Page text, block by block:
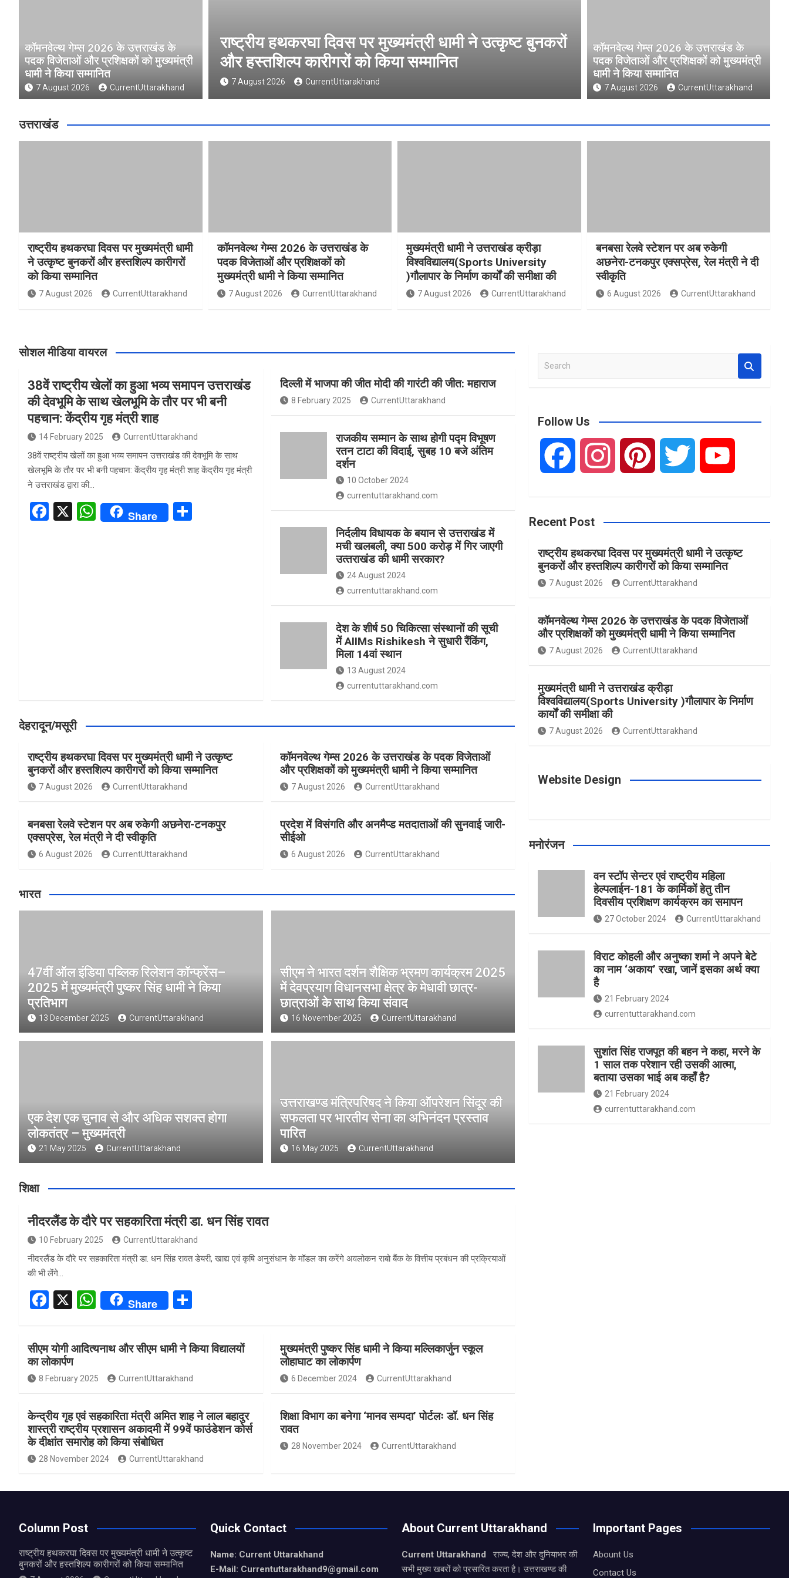
कॉमनवेल्थ गेम्स 2026 के उत्तराखंड के
पदक विजेताओं और प्रशिक्षकों को मुख्यमंत्री
धामी ने किया सम्मानित
7 August 2026 CurrentUttarakhand
पर मुख्यमंत्री धामी ने उत्कृष्ट बुनकरों
को किया सम्मानित
कॉमनवेल्थ गेम्स 2026 के उत्तराखंड के पदक विजेताओं और
प्रशिक्षकों को मुख्यमंत्री धामी ने किया सम्मानित
7 August 2026 CurrentUttarakhand
मुख्यमंत्री धामी ने उत्तराखंड
University )गौलापार के
7 August 2026
कॉमनवेल्थ गेम्स 2026 के उत्तराखंड के
पदक विजेताओं और प्रशिक्षकों को मुख्यमंत्री
धामी ने किया सम्मानित
7 August 2026 CurrentUttarakhand
उत्तराखंड
राष्ट्रीय हथकरघा दिवस पर मुख्यमंत्री धामी
ने उत्कृष्ट बुनकरों और हस्तशिल्प कारीगरों
को किया सम्मानित
7 August 2026 CurrentUttarakhand
कॉमनवेल्थ गेम्स 2026 के उत्तराखंड के
पदक विजेताओं और प्रशिक्षकों को
मुख्यमंत्री धामी ने किया सम्मानित
7 August 2026 CurrentUttarakhand
मुख्यमंत्री धामी ने उत्तराखंड क्रीड़ा
विश्वविद्यालय(Sports University
)गौलापार के निर्माण कार्यों की समीक्षा की
7 August 2026 CurrentUttarakhand
बनबसा रेलवे स्टेशन पर अब रुकेगी
अछनेरा-टनकपुर एक्सप्रेस, रेल मंत्री ने दी
स्वीकृति
6 August 2026 CurrentUttarakhand
सोशल मीडिया वायरल
38वें राष्ट्रीय खेलों का हुआ भव्य समापन उत्तराखंड
की देवभूमि के साथ खेलभूमि के तौर पर भी बनी
पहचान: केंद्रीय गृह मंत्री शाह
14 February 2025 CurrentUttarakhand
38वें राष्ट्रीय खेलों का हुआ भव्य समापन उत्तराखंड की देवभूमि के साथ
खेलभूमि के तौर पर भी बनी पहचान: केंद्रीय गृह मंत्री शाह केंद्रीय गृह मंत्री
ने उत्तराखंड द्वारा की…
F
X
W
Share
दिल्ली में भाजपा की जीत मोदी की गारंटी की जीत: महाराज
8 February 2025 CurrentUttarakhand
राजकीय सम्मान के साथ होगी पद्म विभूषण
रतन टाटा की विदाई, सुबह 10 बजे अंतिम
दर्शन
10 October 2024
currentuttarakhand.com
निर्दलीय विधायक के बयान से उत्तराखंड में
मची खलबली, क्‍या 500 करोड़ में गिर जाएगी
उत्‍तराखंड की धामी सरकार?
24 August 2024
currentuttarakhand.com
देश के शीर्ष 50 चिकित्सा संस्थानों की सूची
में AIIMs Rishikesh ने सुधारी रैंकिंग,
मिला 14वां स्थान
13 August 2024
currentuttarakhand.com
देहरादून/मसूरी
राष्ट्रीय हथकरघा दिवस पर मुख्यमंत्री धामी ने उत्कृष्ट
बुनकरों और हस्तशिल्प कारीगरों को किया सम्मानित
7 August 2026 CurrentUttarakhand
कॉमनवेल्थ गेम्स 2026 के उत्तराखंड के पदक विजेताओं
और प्रशिक्षकों को मुख्यमंत्री धामी ने किया सम्मानित
7 August 2026 CurrentUttarakhand
बनबसा रेलवे स्टेशन पर अब रुकेगी अछनेरा-टनकपुर
एक्सप्रेस, रेल मंत्री ने दी स्वीकृति
6 August 2026 CurrentUttarakhand
प्रदेश में विसंगति और अनमैप्ड मतदाताओं की सुनवाई जारी-
सीईओ
6 August 2026 CurrentUttarakhand
भारत
47वीं ऑल इंडिया पब्लिक रिलेशन कॉन्फ्रेंस–
2025 में मुख्यमंत्री पुष्कर सिंह धामी ने किया
प्रतिभाग
13 December 2025 CurrentUttarakhand
सीएम ने भारत दर्शन शैक्षिक भ्रमण कार्यक्रम 2025
में देवप्रयाग विधानसभा क्षेत्र के मेधावी छात्र-
छात्राओं के साथ किया संवाद
16 November 2025 CurrentUttarakhand
एक देश एक चुनाव से और अधिक सशक्त होगा
लोकतंत्र – मुख्यमंत्री
21 May 2025 CurrentUttarakhand
उत्तराखण्ड मंत्रिपरिषद ने किया ऑपरेशन सिंदूर की
सफलता पर भारतीय सेना का अभिनंदन प्रस्ताव
पारित
16 May 2025 CurrentUttarakhand
शिक्षा
नीदरलैंड के दौरे पर सहकारिता मंत्री डा. धन सिंह रावत
10 February 2025 CurrentUttarakhand
नीदरलैंड के दौरे पर सहकारिता मंत्री डा. धन सिंह रावत डेयरी, खाद्य एवं कृषि अनुसंधान के मॉडल का करेंगे अवलोकन राबो बैंक के वित्तीय प्रबंधन की प्रक्रियाओं
की भी लेंगे…
F
ce
b
o
o
k
X
W
s
A
p
p
Share
ar
e
सीएम योगी आदित्यनाथ और सीएम धामी ने किया विद्यालयों
का लोकार्पण
8 February 2025 CurrentUttarakhand
मुख्यमंत्री पुष्कर सिंह धामी ने किया मल्लिकार्जुन स्कूल
लोहाघाट का लोकार्पण
6 December 2024 CurrentUttarakhand
केन्द्रीय गृह एवं सहकारिता मंत्री अमित शाह ने लाल बहादुर
शास्त्री राष्ट्रीय प्रशासन अकादमी में 99वें फाउंडेशन कोर्स
के दीक्षांत समारोह को किया संबोधित
28 November 2024 CurrentUttarakhand
शिक्षा विभाग का बनेगा ‘मानव सम्पदा’ पोर्टलः डॉ. धन सिंह
रावत
28 November 2024 CurrentUttarakhand
a
c
Follow Us
c
e
b
o
o
k
s
t
a
g
r
a
m
n
t
e
r
e
s
t
i
t
t
e
r
u
u
b
e
Recent Post
राष्ट्रीय हथकरघा दिवस पर मुख्यमंत्री धामी ने उत्कृष्ट
बुनकरों और हस्तशिल्प कारीगरों को किया सम्मानित
7 August 2026 CurrentUttarakhand
कॉमनवेल्थ गेम्स 2026 के उत्तराखंड के पदक विजेताओं
और प्रशिक्षकों को मुख्यमंत्री धामी ने किया सम्मानित
7 August 2026 CurrentUttarakhand
मुख्यमंत्री धामी ने उत्तराखंड क्रीड़ा
विश्वविद्यालय(Sports University )गौलापार के निर्माण
कार्यों की समीक्षा की
7 August 2026 CurrentUttarakhand
Website Design
मनोरंजन
वन स्टॉप सेन्टर एवं राष्ट्रीय महिला
हेल्पलाईन-181 के कार्मिकों हेतु तीन
दिवसीय प्रशिक्षण कार्यक्रम का समापन
27 October 2024 CurrentUttarakhand
विराट कोहली और अनुष्का शर्मा ने अपने बेटे
का नाम ‘अकाय’ रखा, जानें इसका अर्थ क्‍या
है
21 February 2024
currentuttarakhand.com
सुशांत सिंह राजपूत की बहन ने कहा, मरने के
1 साल तक परेशान रही उसकी आत्मा,
बताया उसका भाई अब कहाँ है?
21 February 2024
currentuttarakhand.com
Column Post
राष्ट्रीय हथकरघा दिवस पर मुख्यमंत्री धामी ने उत्कृष्ट
बुनकरों और हस्तशिल्प कारीगरों को किया सम्मानित
Quick Contact
Name: Current Uttarakhand
E-Mail: Currentuttarakhand9@gmail.com
About Current Uttarakhand
Current Uttarakhand
राज्य, देश और दुनियाभर की
सभी मुख्य खबरों को प्रसारित करता है। उत्तराखण्ड की
Important Pages
Abount Us
Contact Us